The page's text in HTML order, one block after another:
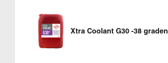
Xtra Coolant G30 -38 graden